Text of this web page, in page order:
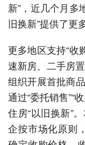
新”，近几个月多
旧换新”提供了更
更多地区支持“收
速新房、二手房
组织开展首批商
通过“委托销售”“
住房“以旧换新”
企按市场化原则